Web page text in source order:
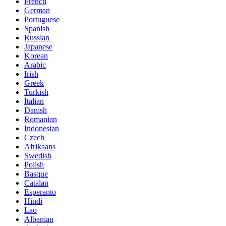
German
Portuguese
Spanish
Russian
Japanese
Korean
Arabic
Irish
Greek
Turkish
Italian
Danish
Romanian
Indonesian
Czech
Afrikaans
Swedish
Polish
Basque
Catalan
Esperanto
Hindi
Lao
Albanian